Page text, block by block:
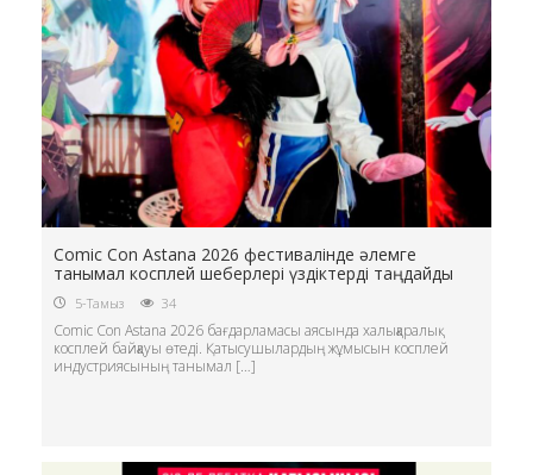
Comic Con Astana 2026 фестивалінде әлемге
танымал косплей шеберлері үздіктерді таңдайды
5-Тамыз 34
Comic Con Astana 2026 бағдарламасы аясында халықаралық
косплей байқауы өтеді. Қатысушылардың жұмысын косплей
индустриясының танымал […]